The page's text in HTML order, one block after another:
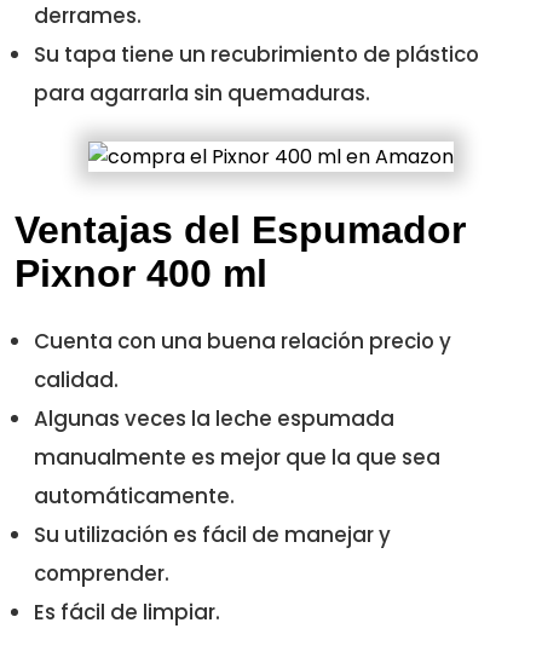
derrames.
Su tapa tiene un recubrimiento de plástico
para agarrarla sin quemaduras.
Ventajas del Espumador
Pixnor 400 ml
Cuenta con una buena relación precio y
calidad.
Algunas veces la leche espumada
manualmente es mejor que la que sea
automáticamente.
Su utilización es fácil de manejar y
comprender.
Es fácil de limpiar.